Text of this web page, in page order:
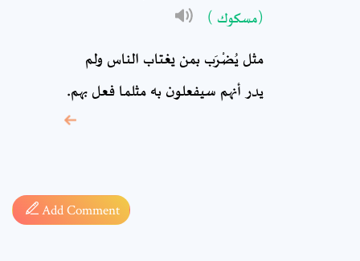
(مسكوك )
مثل يُضْرَب بمن يغتاب الناس ولم
يدر أنهم سيفعلون به مثلما فعل بهم.
Add Comment